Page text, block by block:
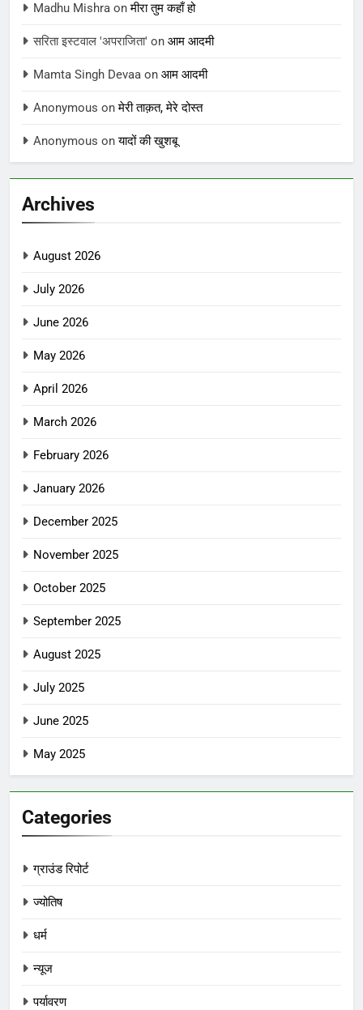
Madhu Mishra onमीरा तुम कहाँ हो
सरिता इस्टवाल 'अपराजिता' on आम आदमी
Mamta Singh Devaa on आम आदमी
Anonymous onमेरी ताक़त, मेरे दोस्त
Anonymous onयादों की खुशबू
Archives
August 2026
July 2026
June 2026
May 2026
April 2026
March 2026
February 2026
January 2026
December 2025
November 2025
October 2025
September 2025
August 2025
July 2025
June 2025
May 2025
Categories
ग्राउंड रिपोर्ट
ज्योतिष
धर्म
न्यूज
पर्यावरण